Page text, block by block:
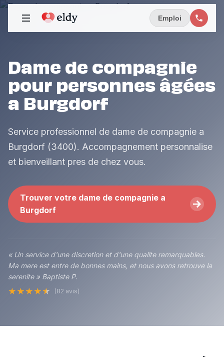
Emploi
Dame de compagnie
pour personnes âgées
a Burgdorf
Service professionnel de dame de compagnie a
Burgdorf (3400). Accompagnement personnalise
et bienveillant pres de chez vous.
Trouver votre dame de compagnie a
Burgdorf
« Un service d'une discretion et d'une qualite remarquables.
Ma mere est entre de bonnes mains, et nous avons retrouve la
serenite » Baptiste P.
★ ★ ★ ★ ★ (82 avis)